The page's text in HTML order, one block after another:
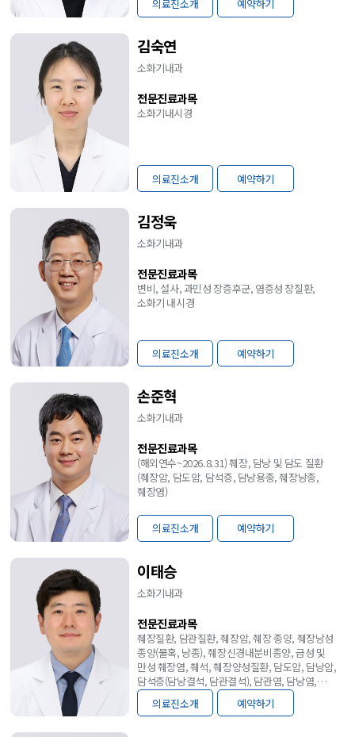
의료진소개 예약하기
김숙연
소화기내과
전문진료과목
소화기내시경
의료진소개 예약하기
김정욱
소화기내과
전문진료과목
변비, 설사, 과민성 장증후군, 염증성 장질환,
소화기 내시경
의료진소개 예약하기
손준혁
소화기내과
전문진료과목
(해외연수~2026.8.31) 췌장, 담낭 및 담도 질환
(췌장암, 담도암, 담석증, 담낭용종, 췌장낭종,
췌장염)
의료진소개 예약하기
이태승
소화기내과
전문진료과목
췌장질환, 담관질환, 췌장암, 췌장 종양, 췌장낭성
종양(물혹, 낭종), 췌장신경내분비종양, 급성 및
만성 췌장염, 췌석, 췌장양성질환, 담도암, 담낭암,
담석증(담낭결석, 담관결석), 담관염, 담낭염,
담낭용종, 담관협착, 담낭선근종증, 내시경적
역행성 담췌관 조영술(ERCP), 내시경 초음파(EUS)
의료진소개 예약하기